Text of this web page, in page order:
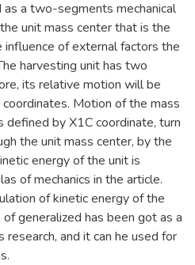
a two-segments mechanical
unit mass center that is the
of external factors the
harvesting unit has two
its relative motion will be
Motion of the mass
by X1C coordinate, turn
the unit mass center, by the
energy of the unit is
of mechanics in the article.
of kinetic energy of the
generalized has been got as a
and it can he used for